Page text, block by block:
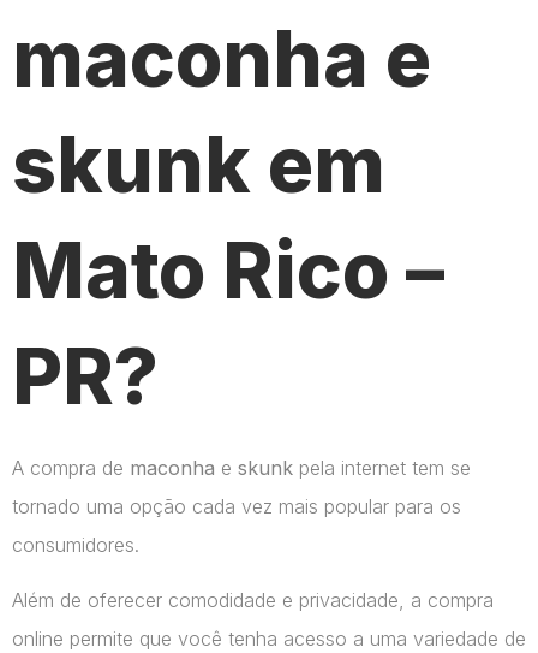
maconha e
skunk em
Mato Rico –
PR?
A compra de maconha e skunk pela internet tem se
tornado uma opção cada vez mais popular para os
consumidores.
Além de oferecer comodidade e privacidade, a compra
online permite que você tenha acesso a uma variedade de